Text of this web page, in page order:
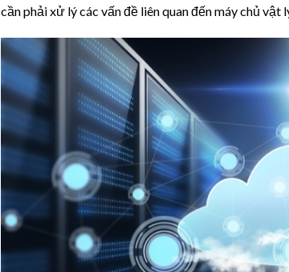
cần phải xử lý các vấn đề liên quan đến máy chủ